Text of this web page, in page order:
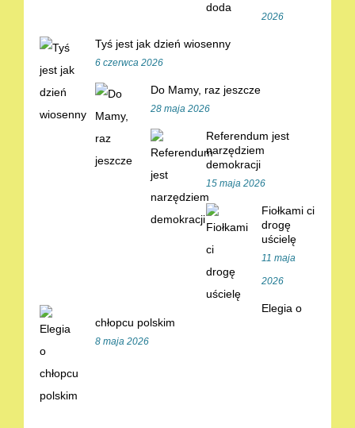
2026
Tyś jest jak dzień wiosenny
6 czerwca 2026
Do Mamy, raz jeszcze
28 maja 2026
Referendum jest
narzędziem
demokracji
15 maja 2026
Fiołkami ci
drogę
uścielę
11 maja
2026
Elegia o
chłopcu polskim
8 maja 2026